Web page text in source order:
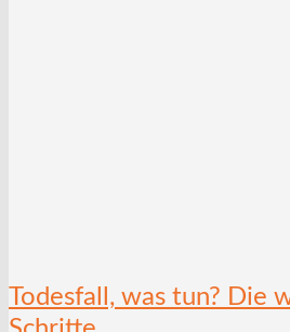
Todesfall, was tun? Die